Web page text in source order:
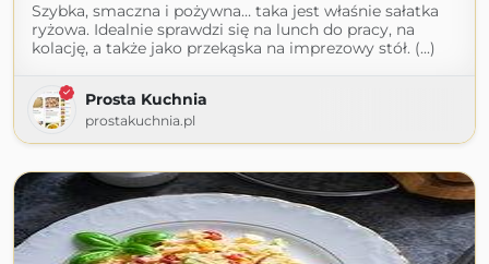
Szybka, smaczna i pożywna… taka jest właśnie sałatka
ryżowa. Idealnie sprawdzi się na lunch do pracy, na
kolację, a także jako przekąska na imprezowy stół. (...)
Prosta Kuchnia
prostakuchnia.pl